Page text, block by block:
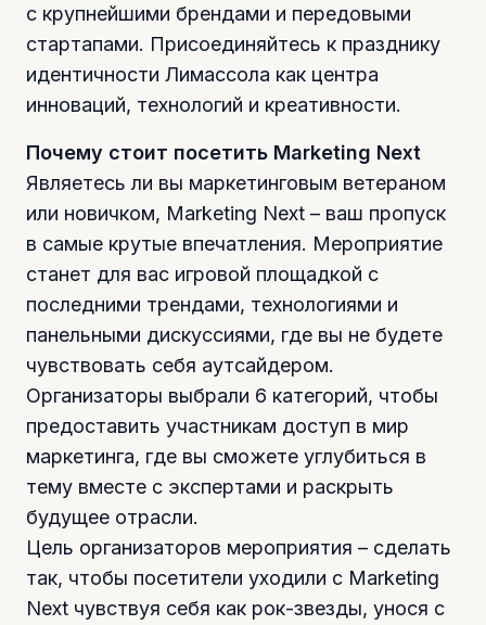
с крупнейшими брендами и передовыми
стартапами. Присоединяйтесь к празднику
идентичности Лимассола как центра
инноваций, технологий и креативности.
Почему стоит посетить Marketing Next
Являетесь ли вы маркетинговым ветераном
или новичком, Marketing Next – ваш пропуск
в самые крутые впечатления. Мероприятие
станет для вас игровой площадкой с
последними трендами, технологиями и
панельными дискуссиями, где вы не будете
чувствовать себя аутсайдером.
Организаторы выбрали 6 категорий, чтобы
предоставить участникам доступ в мир
маркетинга, где вы сможете углубиться в
тему вместе с экспертами и раскрыть
будущее отрасли.
Цель организаторов мероприятия – сделать
так, чтобы посетители уходили с Marketing
Next чувствуя себя как рок-звезды, унося с